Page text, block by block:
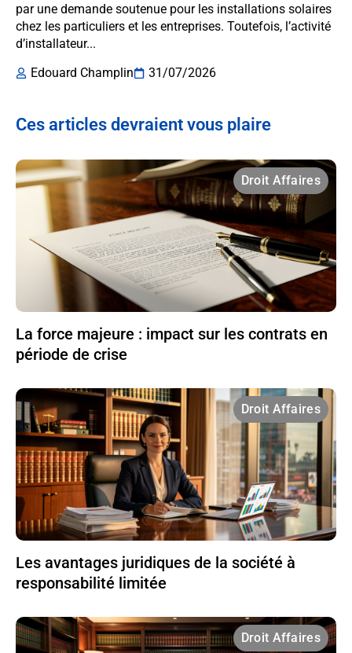
par une demande soutenue pour les installations solaires
chez les particuliers et les entreprises. Toutefois, l’activité
d’installateur...
Edouard Champlin
31/07/2026
Ces articles devraient vous plaire
Droit Affaires
La force majeure : impact sur les contrats en
période de crise
Droit Affaires
Les avantages juridiques de la société à
responsabilité limitée
Droit Affaires